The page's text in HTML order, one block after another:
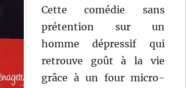
Cette comédie sans
prétention sur un
homme dépressif qui
retrouve goût à la vie
grâce à un four micro-